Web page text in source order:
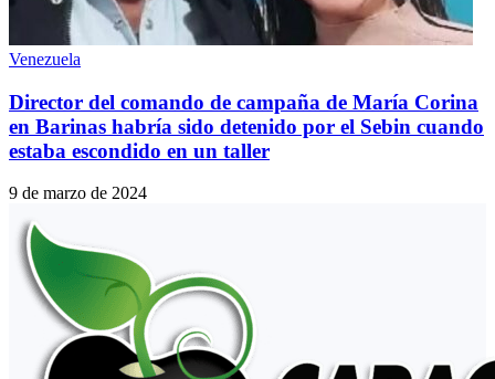
Venezuela
Director del comando de campaña de María Corina
en Barinas habría sido detenido por el Sebin cuando
estaba escondido en un taller
9 de marzo de 2024